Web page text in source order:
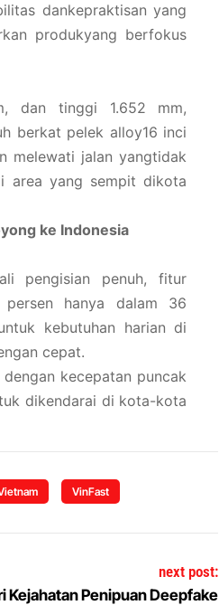
dankepraktisan yang
produkyang berfokus
dan tinggi 1.652 mm,
berkat pelek alloy16 inci
melewati jalan yangtidak
area yang sempit dikota
ke Indonesia
pengisian penuh, fitur
hanya dalam 36
kebutuhan harian di
cepat.
kecepatan puncak
dikendarai di kota-kota
VinFast
next post:
Kejahatan Penipuan Deepfake